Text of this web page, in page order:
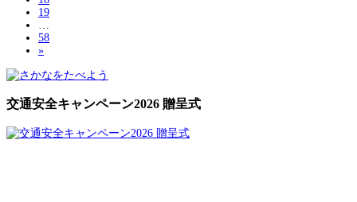
19
58
»
交通安全キャンペーン2026 贈呈式